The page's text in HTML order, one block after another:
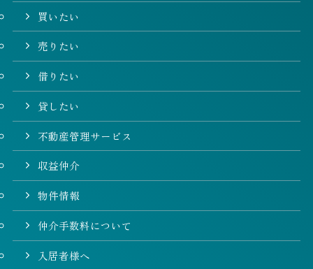
買いたい
売りたい
借りたい
貸したい
不動産管理サービス
収益仲介
物件情報
仲介手数料について
入居者様へ